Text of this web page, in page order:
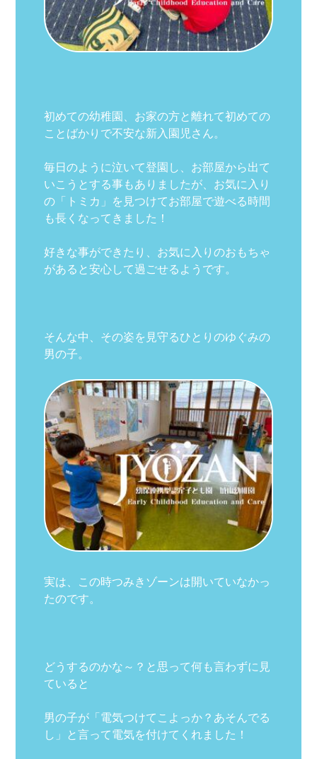
初めての幼稚園、お家の方と離れて初めての
ことばかりで不安な新入園児さん。
毎日のように泣いて登園し、お部屋から出て
いこうとする事もありましたが、お気に入り
の「トミカ」を見つけてお部屋で遊べる時間
も長くなってきました！
好きな事ができたり、お気に入りのおもちゃ
があると安心して過ごせるようです。
そんな中、その姿を見守るひとりのゆぐみの
男の子。
実は、この時つみきゾーンは開いていなかっ
たのです。
どうするのかな～？と思って何も言わずに見
ていると
男の子が「電気つけてこよっか？あそんでる
し」と言って電気を付けてくれました！